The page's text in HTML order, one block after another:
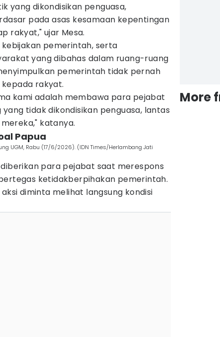
yang dikondisikan penguasa,
pada asas kesamaan kepentingan
rakyat," ujar Mesa.
pemerintah, serta
yang dibahas dalam ruang-ruang
pemerintah tidak pernah
rakyat.
kami adalah membawa para pejabat
tidak dikondisikan penguasa, lantas
katanya.
Papua
UGM, Rabu (17/6/2026). (IDN Times/Herlambang Jati
para pejabat saat merespons
ketidakberpihakan pemerintah.
diminta melihat langsung kondisi
More